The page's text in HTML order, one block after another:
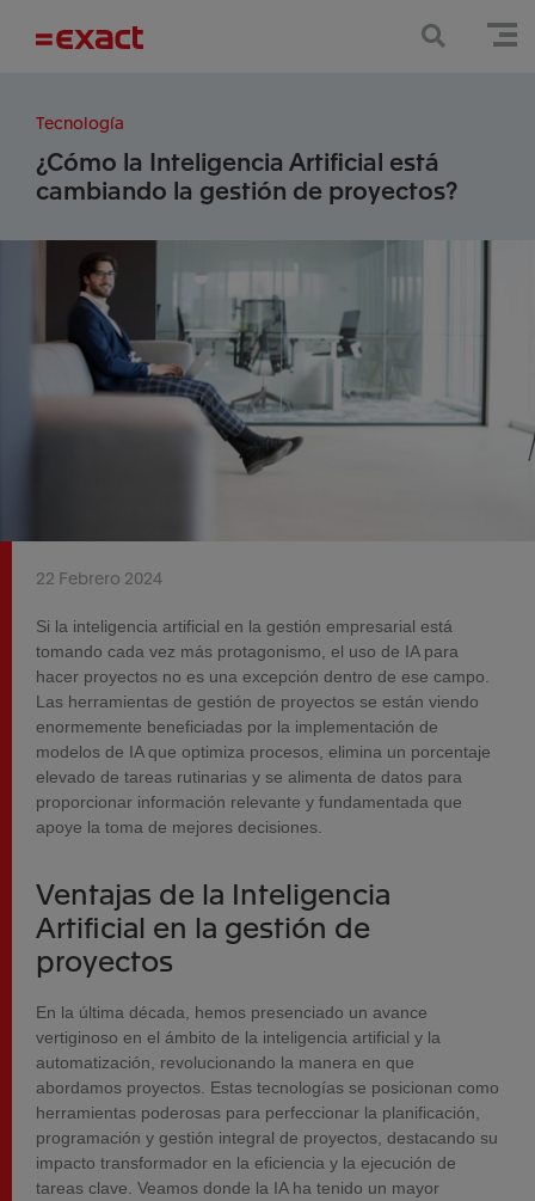
Tecnología
¿Cómo la Inteligencia Artificial está
cambiando la gestión de proyectos?
22 Febrero 2024
Si la inteligencia artificial en la gestión empresarial está
tomando cada vez más protagonismo, el uso de IA para
hacer proyectos no es una excepción dentro de ese campo.
Las herramientas de gestión de proyectos se están viendo
enormemente beneficiadas por la implementación de
modelos de IA que optimiza procesos, elimina un porcentaje
elevado de tareas rutinarias y se alimenta de datos para
proporcionar información relevante y fundamentada que
apoye la toma de mejores decisiones.
Ventajas de la Inteligencia
Artificial en la gestión de
proyectos
En la última década, hemos presenciado un avance
vertiginoso en el ámbito de la inteligencia artificial y la
automatización, revolucionando la manera en que
abordamos proyectos. Estas tecnologías se posicionan como
herramientas poderosas para perfeccionar la planificación,
programación y gestión integral de proyectos, destacando su
impacto transformador en la eficiencia y la ejecución de
tareas clave. Veamos donde la IA ha tenido un mayor